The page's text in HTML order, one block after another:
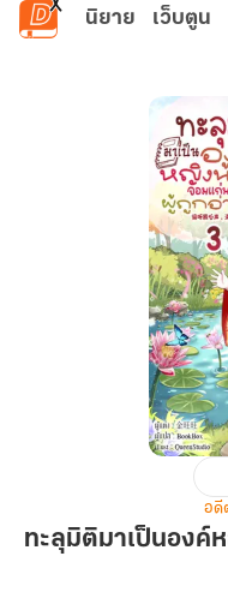
ข้ามไปยังเนื้อหาหลัก
นิยาย เว็บตูน
มา
อดี
ทะลุมิติมาเป็นองค์